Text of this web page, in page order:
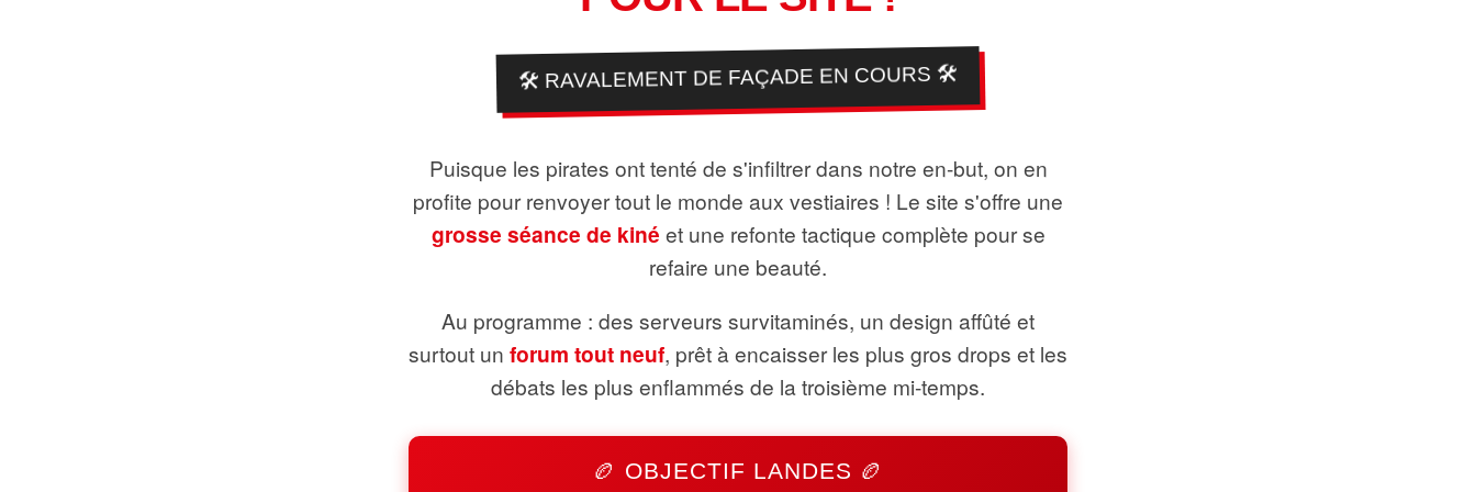
🛠️ RAVALEMENT DE FAÇADE EN COURS 🛠️
Puisque les pirates ont tenté de s'infiltrer dans notre en-but, on en
profite pour renvoyer tout le monde aux vestiaires ! Le site s'offre une
grosse séance de kiné et une refonte tactique complète pour se
refaire une beauté.
Au programme : des serveurs survitaminés, un design affûté et
surtout un forum tout neuf, prêt à encaisser les plus gros drops et les
débats les plus enflammés de la troisième mi-temps.
🏉 OBJECTIF LANDES 🏉